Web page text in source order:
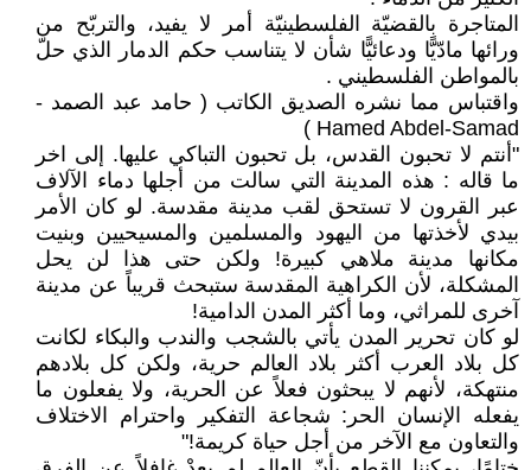
المتاجرة بالقضيّة الفلسطينيّة أمر لا يفيد، والتربّح من
ورائها مادّيًّا ودعائيًّا شأن لا يتناسب حكم الدمار الذي حلّ
بالمواطن الفلسطيني .
واقتباس مما نشره الصديق الكاتب ( حامد عبد الصمد -
Hamed Abdel-Samad )
"أنتم لا تحبون القدس، بل تحبون التباكي عليها. إلى اخر
ما قاله : هذه المدينة التي سالت من أجلها دماء الآلاف
عبر القرون لا تستحق لقب مدينة مقدسة. لو كان الأمر
بيدي لأخذتها من اليهود والمسلمين والمسيحيين وبنيت
مكانها مدينة ملاهي كبيرة! ولكن حتى هذا لن يحل
المشكلة، لأن الكراهية المقدسة ستبحث قريباً عن مدينة
آخرى للمراثي، وما أكثر المدن الدامية!
لو كان تحرير المدن يأتي بالشجب والندب والبكاء لكانت
كل بلاد العرب أكثر بلاد العالم حرية، ولكن كل بلادهم
منتهكة، لأنهم لا يبحثون فعلاً عن الحرية، ولا يفعلون ما
يفعله الإنسان الحر: شجاعة التفكير واحترام الاختلاف
والتعاون مع الآخر من أجل حياة كريمة!"